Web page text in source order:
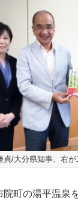
貞/大分県知事、右が
院町の湯平温泉